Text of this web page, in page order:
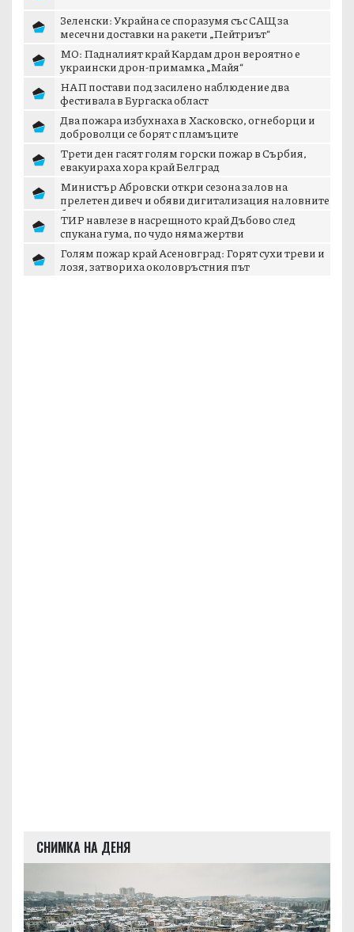
Зеленски: Украйна се споразумя със САЩ за
месечни доставки на ракети „Пейтриът“
МО: Падналият край Кардам дрон вероятно е
украински дрон-примамка „Майя“
НАП постави под засилено наблюдение два
фестивала в Бургаска област
Два пожара избухнаха в Хасковско, огнеборци и
доброволци се борят с пламъците
Трети ден гасят голям горски пожар в Сърбия,
евакуираха хора край Белград
Министър Абровски откри сезона за лов на
прелетен дивеч и обяви дигитализация на ловните
б...
ТИР навлезе в насрещното край Дъбово след
спукана гума, по чудо няма жертви
Голям пожар край Асеновград: Горят сухи треви и
лозя, затвориха околовръстния път
СНИМКА НА ДЕНЯ